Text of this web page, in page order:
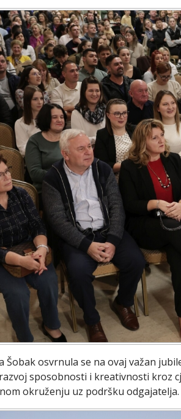
Šobak osvrnula se na ovaj važan
sposobnosti i kreativnosti kroz
okruženju uz podršku odgajatelja.